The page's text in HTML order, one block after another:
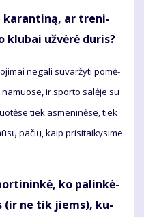
ka­ran­ti­ną, ar tre­ni­
už­vė­rė du­ris?
ne­ga­li su­var­žy­ti po­mė­
ir spor­to sa­lė­je su
tiek as­me­ni­nė­se, tiek
pa­čių, kaip pri­si­tai­ky­si­me
ko pa­lin­kė­
(ir ne tik jiems), ku­